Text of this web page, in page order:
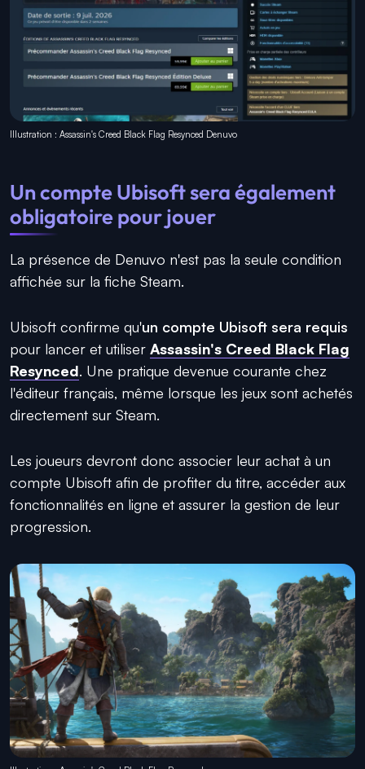
Illustration : Assassin's Creed Black Flag Resynced Denuvo
Un compte Ubisoft sera également
obligatoire pour jouer
La présence de Denuvo n'est pas la seule condition
affichée sur la fiche Steam.
Ubisoft confirme qu'un compte Ubisoft sera requis
pour lancer et utiliser Assassin's Creed Black Flag
Resynced. Une pratique devenue courante chez
l'éditeur français, même lorsque les jeux sont achetés
directement sur Steam.
Les joueurs devront donc associer leur achat à un
compte Ubisoft afin de profiter du titre, accéder aux
fonctionnalités en ligne et assurer la gestion de leur
progression.